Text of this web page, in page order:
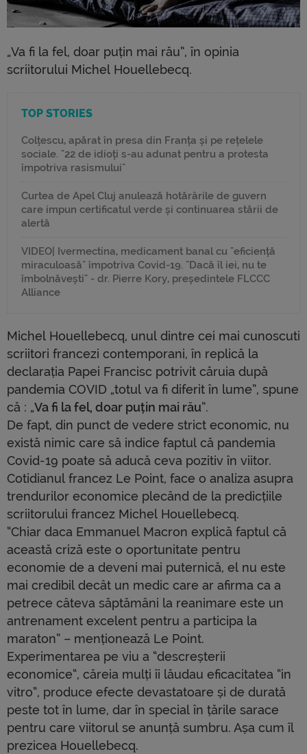
„Va fi la fel, doar puțin mai rău”, în opinia
scriitorului Michel Houellebecq.
TOP STORIES
Colțescu, apărat în presa din Franța și pe rețelele
sociale. "22 de idioți s-au adunat pentru a protesta
împotriva rasismului"
Curtea de Apel Cluj anulează hotărârile de guvern
care impun certificatul verde și continuarea stării de
alertă
VIDEO| Ivermectina, medicament banal cu "eficiență
miraculoasă" împotriva Covid-19. "Dacă îl iei, nu te
îmbolnăvești" - dr. Pierre Kory, președintele FLCCC
Alliance
Michel Houellebecq, unul dintre cei mai cunoscuti
scriitori francezi contemporani, în replică la
declarația Papei Francisc potrivit căruia după
pandemia COVID „totul va fi diferit în lume”, spune
că : „Va fi la fel, doar puțin mai rău”.
De fapt, din punct de vedere strict economic, nu
există nimic care să indice faptul că pandemia
Covid-19 poate să aducă ceva pozitiv în viitor.
Cotidianul francez Le Point, face o analiza asupra
trendurilor economice plecând de la predicțiile
scriitorului francez Michel Houellebecq.
“Chiar daca Emmanuel Macron explică faptul că
această criză este o oportunitate pentru
economie de a deveni mai puternică, el nu este
mai credibil decât un medic care ar afirma ca a
petrece câteva săptămâni la reanimare este un
antrenament excelent pentru a participa la
maraton” – menționează Le Point.
Experimentarea pe viu a “descreșterii
economice“, căreia mulți îi lăudau eficacitatea “in
vitro“, produce efecte devastatoare și de durată
peste tot în lume, dar în special în țările sarace
pentru care viitorul se anunță sumbru. Așa cum îl
prezicea Houellebecq.